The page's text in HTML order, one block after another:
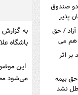
صندوق
پذیر
/ حق
هم می
اثر
بیمه
نشد
به گزارش
باشگاه علاوه بر
این
می‌شود